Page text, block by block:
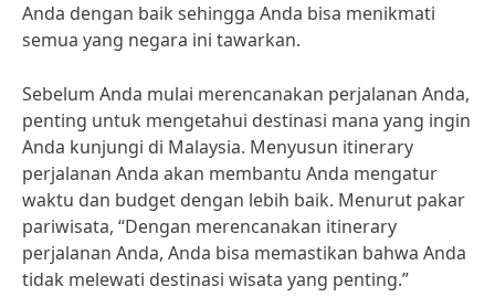
Anda dengan baik sehingga Anda bisa menikmati
semua yang negara ini tawarkan.
Sebelum Anda mulai merencanakan perjalanan Anda,
penting untuk mengetahui destinasi mana yang ingin
Anda kunjungi di Malaysia. Menyusun itinerary
perjalanan Anda akan membantu Anda mengatur
waktu dan budget dengan lebih baik. Menurut pakar
pariwisata, “Dengan merencanakan itinerary
perjalanan Anda, Anda bisa memastikan bahwa Anda
tidak melewati destinasi wisata yang penting.”